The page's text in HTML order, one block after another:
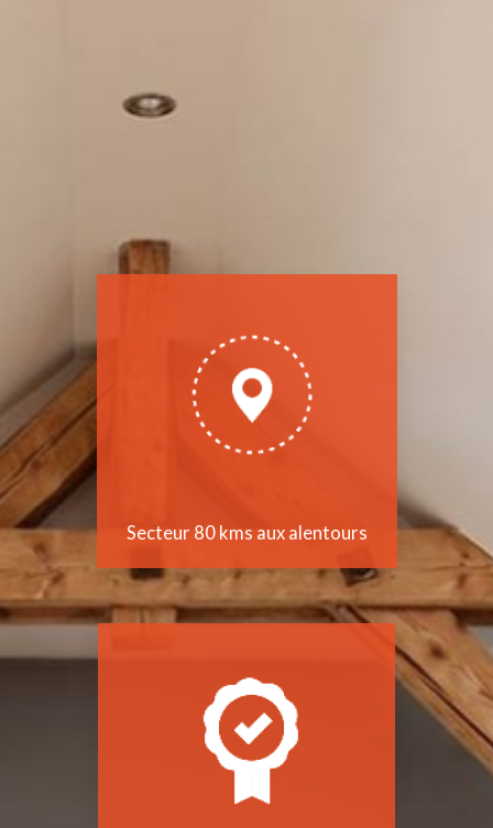
Secteur 80 kms aux alentours